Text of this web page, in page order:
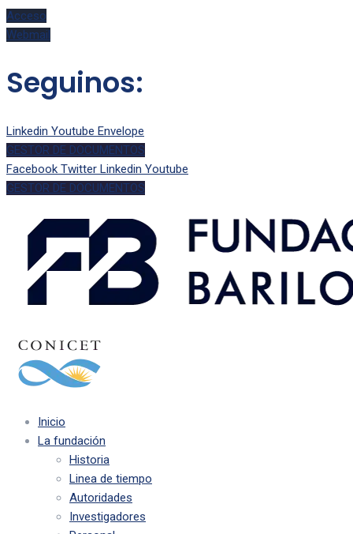
Acceso
Webmail
Seguinos:
Linkedin Youtube Envelope
GESTOR DE DOCUMENTOS
Facebook Twitter Linkedin Youtube
GESTOR DE DOCUMENTOS
Inicio
La fundación
Historia
Linea de tiempo
Autoridades
Investigadores